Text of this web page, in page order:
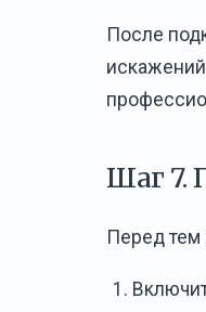
После
Шаг 7.
Перед тем